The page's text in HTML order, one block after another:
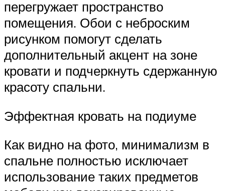
перегружает пространство
помещения. Обои с неброским
рисунком помогут сделать
дополнительный акцент на зоне
кровати и подчеркнуть сдержанную
красоту спальни.
Эффектная кровать на подиуме
Как видно на фото, минимализм в
спальне полностью исключает
использование таких предметов